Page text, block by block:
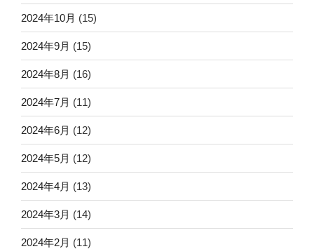
2024年10月 (15)
2024年9月 (15)
2024年8月 (16)
2024年7月 (11)
2024年6月 (12)
2024年5月 (12)
2024年4月 (13)
2024年3月 (14)
2024年2月 (11)